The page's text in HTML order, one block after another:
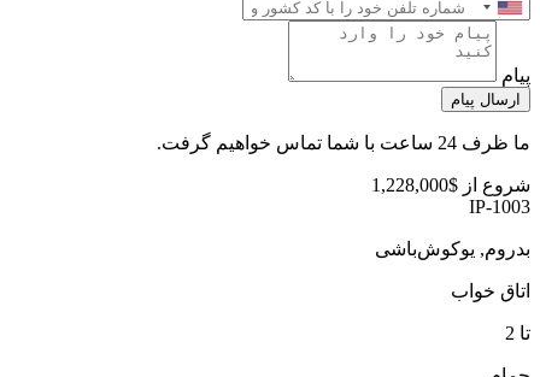
پیام
ارسال پیام
ما ظرف 24 ساعت با شما تماس خواهیم گرفت.
شروع از $1,228,000
IP-1003
بدروم, یوکوش‌باشی
اتاق خواب
تا 2